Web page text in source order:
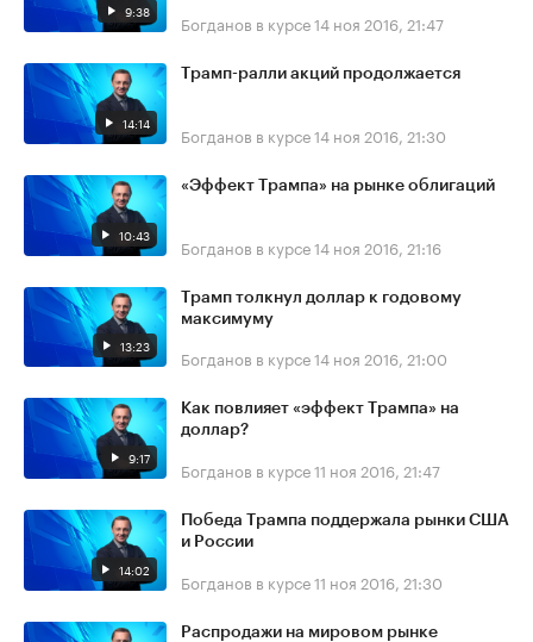
9:38 Богданов в курсе14 ноя 2016, 21:47
14:14
Трамп-ралли акций продолжается
Богданов в курсе14 ноя 2016, 21:30
10:43
«Эффект Трампа» на рынке облигаций
Богданов в курсе14 ноя 2016, 21:16
13:23
Трамп толкнул доллар к годовому
максимуму
Богданов в курсе14 ноя 2016, 21:00
9:17
Как повлияет «эффект Трампа» на
доллар?
Богданов в курсе11 ноя 2016, 21:47
14:02
Победа Трампа поддержала рынки США
и России
Богданов в курсе11 ноя 2016, 21:30
Распродажи на мировом рынке